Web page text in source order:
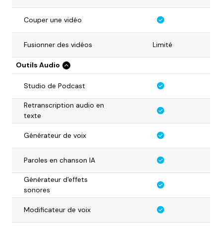
Couper une vidéo
Fusionner des vidéos Limité
Outils Audio
Studio de Podcast
Retranscription audio en
texte
Générateur de voix
Paroles en chanson IA
Générateur d'effets
sonores
Modificateur de voix